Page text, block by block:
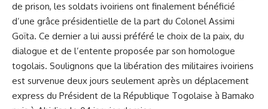
de prison, les soldats ivoiriens ont finalement bénéficié
d’une grâce présidentielle de la part du Colonel Assimi
Goïta. Ce dernier a lui aussi préféré le choix de la paix, du
dialogue et de l’entente proposée par son homologue
togolais. Soulignons que la libération des militaires ivoiriens
est survenue deux jours seulement après un déplacement
express du Président de la République Togolaise à Bamako